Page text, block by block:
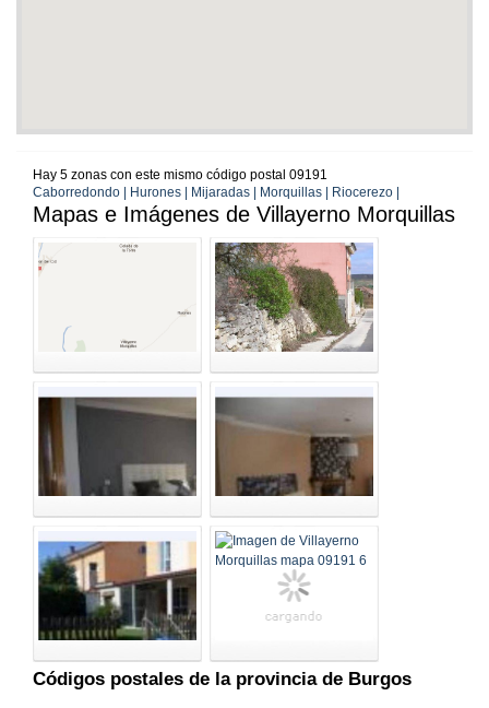
Hay 5 zonas con este mismo código postal 09191
Caborredondo | Hurones | Mijaradas | Morquillas | Riocerezo |
Mapas e Imágenes de Villayerno Morquillas
Códigos postales de la provincia de Burgos